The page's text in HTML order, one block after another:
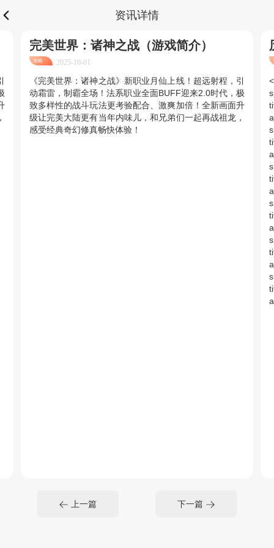
资讯详情
完美世界：诸神之战（游戏简介）
攻略 2025-10-01
《完美世界：诸神之战》新职业月仙上线！超远射程，引
动霜雷，制霸全场！法系职业全面BUFF迎来2.0时代，极
致多样性的战斗玩法更考验配合、激爽加倍！全新画面升
级让完美大陆更有当年内味儿，和兄弟们一起再战祖龙，
感受经典奇幻修真畅快体验！
上一篇 下一篇